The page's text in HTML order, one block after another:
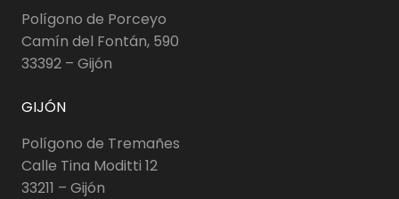
Polígono de Porceyo
Camín del Fontán, 590
33392 – Gijón
GIJÓN
Polígono de Tremañes
Calle Tina Moditti 12
33211 – Gijón